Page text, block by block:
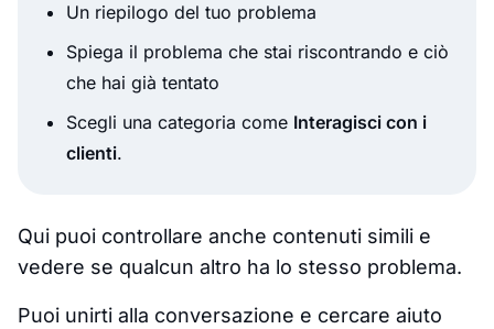
Un riepilogo del tuo problema
Spiega il problema che stai riscontrando e ciò
che hai già tentato
Scegli una categoria come Interagisci con i
clienti.
Qui puoi controllare anche contenuti simili e
vedere se qualcun altro ha lo stesso problema.
Puoi unirti alla conversazione e cercare aiuto